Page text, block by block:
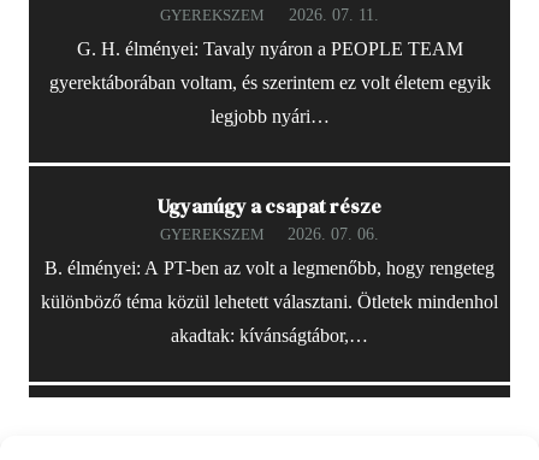
GYEREKSZEM 2026. 07. 11.
G. H. élményei: Tavaly nyáron a PEOPLE TEAM
gyerektáborában voltam, és szerintem ez volt életem egyik
legjobb nyári…
Ugyanúgy a csapat része
GYEREKSZEM 2026. 07. 06.
B. élményei: A PT-ben az volt a legmenőbb, hogy rengeteg
különböző téma közül lehetett választani. Ötletek mindenhol
akadtak: kívánságtábor,…